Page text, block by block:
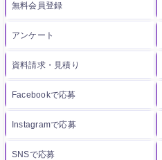
無料会員登録
アンケート
資料請求・見積り
Facebookで応募
Instagramで応募
SNSで応募